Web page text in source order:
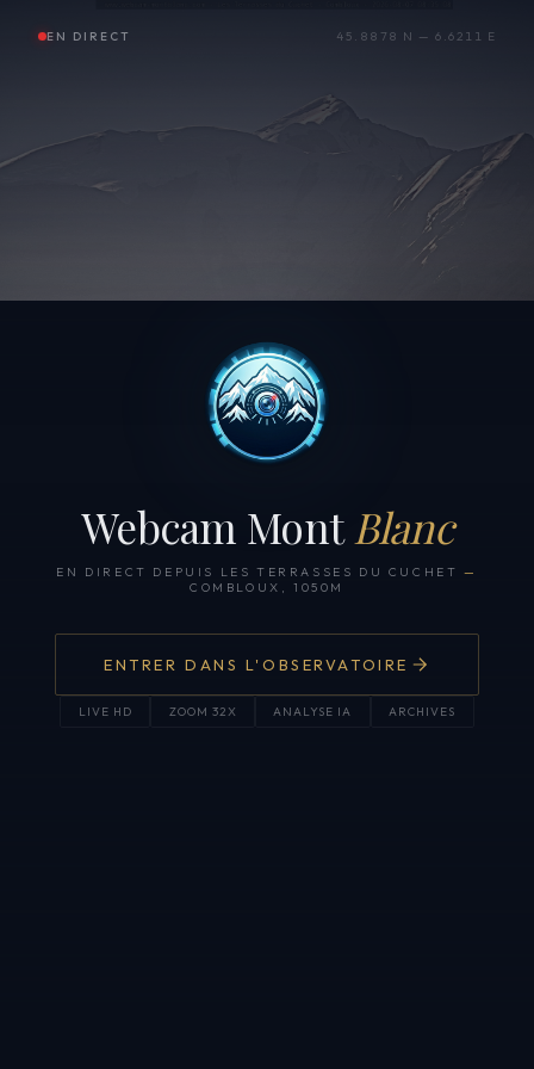
EN DIRECT 45.8878 N — 6.6211 E
Webcam Mont Blanc
EN DIRECT DEPUIS LES TERRASSES DU CUCHET —
COMBLOUX, 1050M
ENTRER DANS L'OBSERVATOIRE
LIVE HD ZOOM 32X ANALYSE IA ARCHIVES